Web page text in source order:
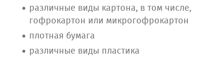
различные виды картона, в том числе,
гофрокартон или микрогофрокартон
плотная бумага
различные виды пластика